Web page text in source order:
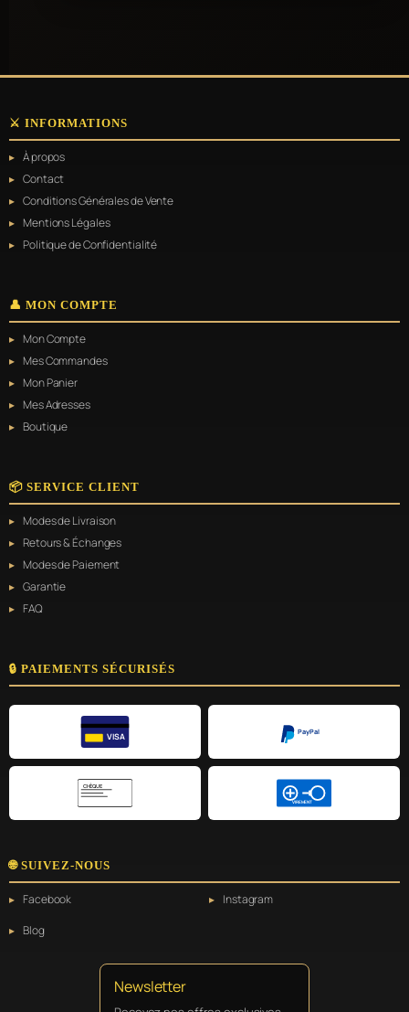
⚔️ INFORMATIONS
À propos
Contact
Conditions Générales de Vente
Mentions Légales
Politique de Confidentialité
👤 MON COMPTE
Mon Compte
Mes Commandes
Mon Panier
Mes Adresses
Boutique
📦 SERVICE CLIENT
Modes de Livraison
Retours & Échanges
Modes de Paiement
Garantie
FAQ
🔒 PAIEMENTS SÉCURISÉS
VISA
PayPal
CHÈQUE
VIREMENT
🌐 SUIVEZ-NOUS
Facebook
Instagram
Blog
Newsletter